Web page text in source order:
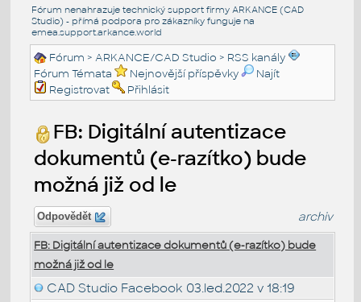
Fórum nenahrazuje technický support firmy ARKANCE (CAD
Studio) - přímá podpora pro zákazníky funguje na
emea.support.arkance.world
Fórum >ARKANCE/CAD Studio > RSS kanály
Fórum Témata
Nejnovější příspěvky
Najít
Registrovat
Přihlásit
FB: Digitální autentizace
dokumentů (e-razítko) bude
možná již od le
Odpovědět archiv
FB: Digitální autentizace dokumentů (e-razítko) bude
možná již od le
CAD Studio Facebook 03.led.2022 v 18:19